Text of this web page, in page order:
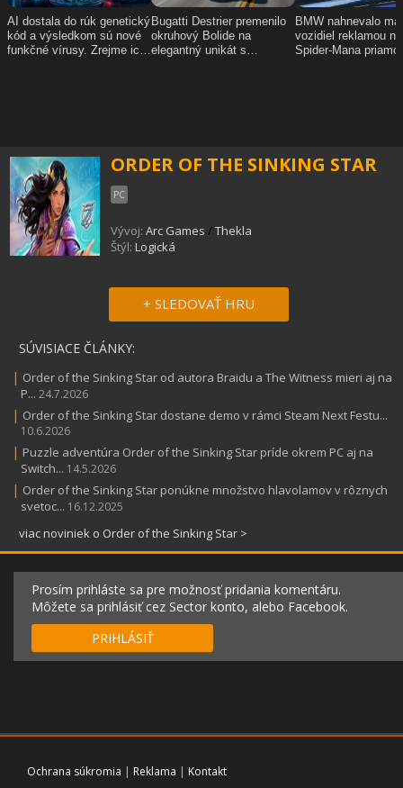
ORDER OF THE SINKING STAR
PC
Vývoj: Arc Games / Thekla
Štýl: Logická
+ SLEDOVAŤ HRU
SÚVISIACE ČLÁNKY:
| Order of the Sinking Star od autora Braidu a The Witness mieri aj na
P... 24.7.2026
| Order of the Sinking Star dostane demo v rámci Steam Next Festu...
10.6.2026
| Puzzle adventúra Order of the Sinking Star príde okrem PC aj na
Switch... 14.5.2026
| Order of the Sinking Star ponúkne množstvo hlavolamov v rôznych
svetoc... 16.12.2025
viac noviniek o Order of the Sinking Star >
Prosím prihláste sa pre možnosť pridania komentáru.
Môžete sa prihlásiť cez Sector konto, alebo Facebook.
PRIHLÁSIŤ
Ochrana súkromia | Reklama | Kontakt